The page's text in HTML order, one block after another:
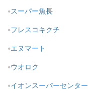
スーパー魚長
フレスコキクチ
エヌマート
ウオロク
イオンスーパーセンター